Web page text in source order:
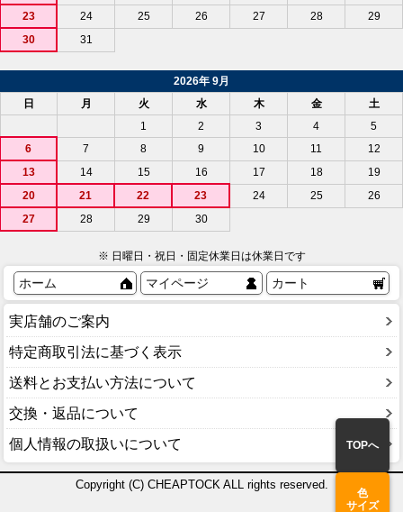
23
24 25 26 27 28
29
30
31
2026年 9月
日
月 火 水 木 金
土
1
2 3 4
5
6
7 8 9 10 11
12
13
14 15 16 17 18
19
20
21 22 23 24 25
26
27
28 29 30
※ 日曜日・祝日・固定休業日は休業日です
TOPへ
色
サイズ
ホーム マイページ カート
実店舗のご案内
特定商取引法に基づく表示
送料とお支払い方法について
交換・返品について
個人情報の取扱いについて
Copyright (C) CHEAPTOCK ALL rights reserved.